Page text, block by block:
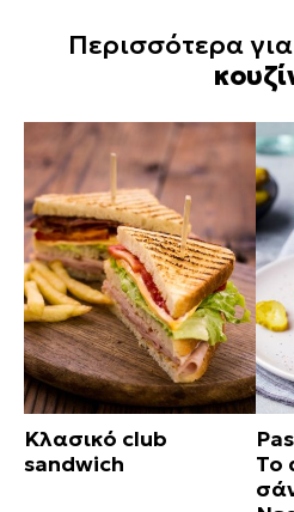
Περισσότερα για
Κλασικό club
sandwich
Το